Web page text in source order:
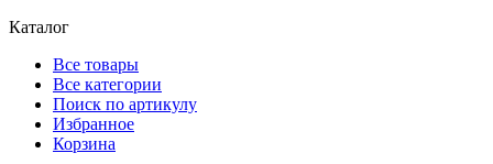
Каталог
Все товары
Все категории
Поиск по артикулу
Избранное
Корзина